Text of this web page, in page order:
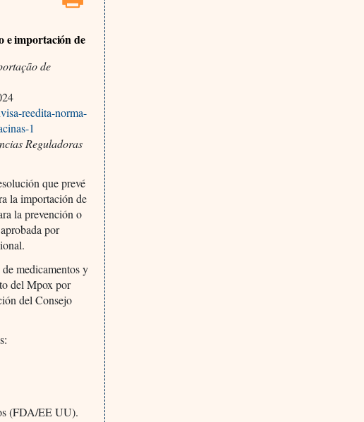
e importación de
de
reedita-norma-
1
Reguladoras
que prevé
la importación de
la prevención o
por
medicamentos y
del Mpox por
del Consejo
(FDA/EE UU).